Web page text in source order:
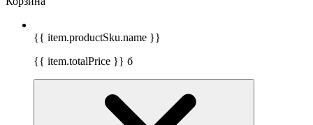
{{ item.productSku.name }}
{{ item.totalPrice }} б